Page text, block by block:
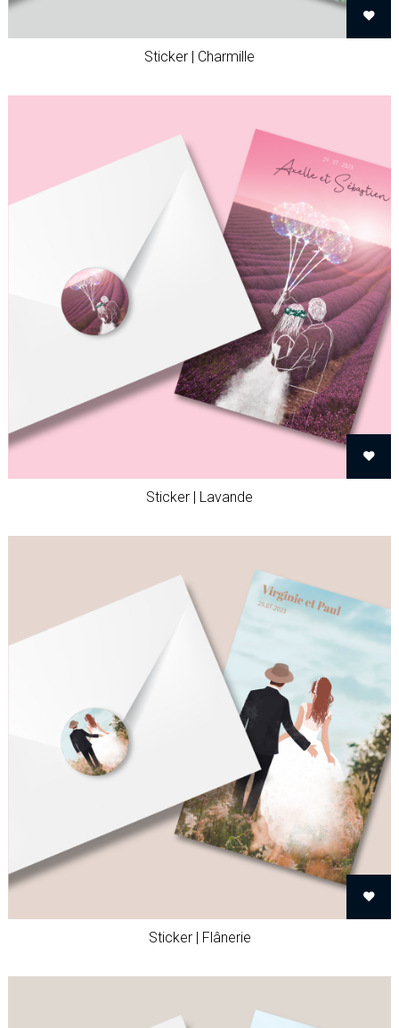
Sticker | Charmille
Sticker | Lavande
Sticker | Flânerie